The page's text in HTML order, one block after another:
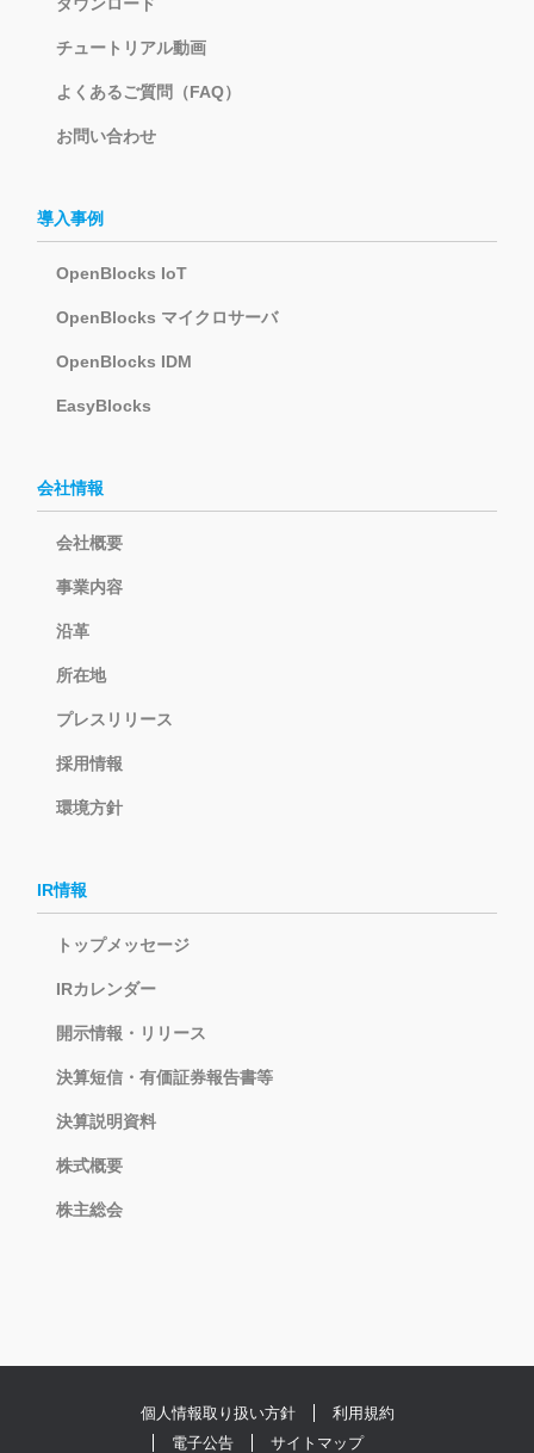
チュートリアル動画
よくあるご質問（FAQ）
お問い合わせ
導入事例
OpenBlocks IoT
OpenBlocks マイクロサーバ
OpenBlocks IDM
EasyBlocks
会社情報
会社概要
事業内容
沿革
所在地
プレスリリース
採用情報
環境方針
IR情報
トップメッセージ
IRカレンダー
開示情報・リリース
決算短信・有価証券報告書等
決算説明資料
株式概要
株主総会
個人情報取り扱い方針
利用規約
電子公告
サイトマップ